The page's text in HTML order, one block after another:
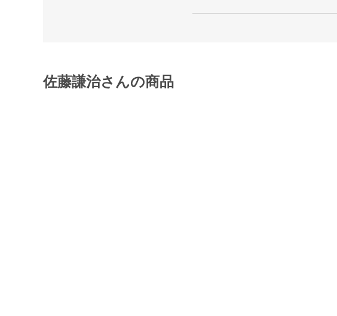
佐藤謙治さんの商品